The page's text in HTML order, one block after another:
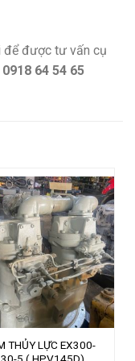
để được tư vấn cụ
64 54 65
THỦY LỰC EX300-
5 ( HPV145D)